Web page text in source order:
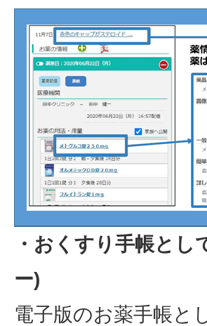
・おくすり手帳と
ー)
電子版のお薬手帳と